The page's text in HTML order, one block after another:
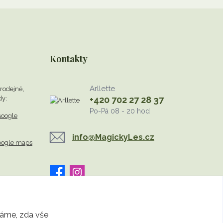
maps
Kontakty
Arllette
+420 702 27 28 37
Po-Pá 08 - 20 hod
info@MagickyLes.cz
zda vše